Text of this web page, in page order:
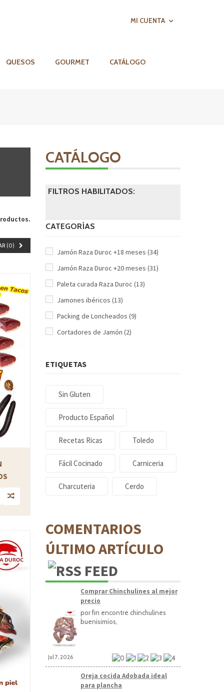
MI CUENTA
QUESOS GOURMET CATÁLOGO
(0)
CATÁLOGO
FILTROS HABILITADOS:
CATEGORÍAS
Jamón Raza Duroc +18 meses (34)
Jamón Raza Duroc +20 meses (31)
Paleta curada Raza Duroc (13)
Jamones ibéricos (13)
Packing de Loncheados (9)
Cortadores de Jamón (2)
ETIQUETAS
Sin Gluten
Producto Español
Recetas Ricas Toledo
Fácil Cocinado Carniceria
Charcuteria Cerdo
COMENTARIOS
ÚLTIMO ARTÍCULO
Comprar Chinchulines al mejor
precio
por fin encontre chinchulines
buenisimios,
Jul 7, 2026
Oreja cocida Adobada ideal
para plancha